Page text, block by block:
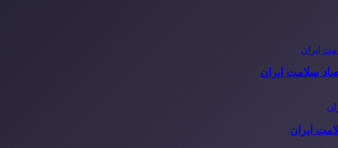
سلامت ایران